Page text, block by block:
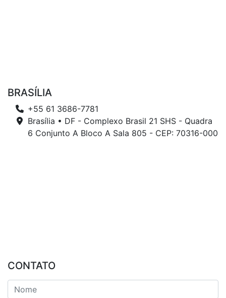
BRASÍLIA
+55 61 3686-7781
Brasília • DF - Complexo Brasil 21 SHS - Quadra
6 Conjunto A Bloco A Sala 805 - CEP: 70316-000
CONTATO